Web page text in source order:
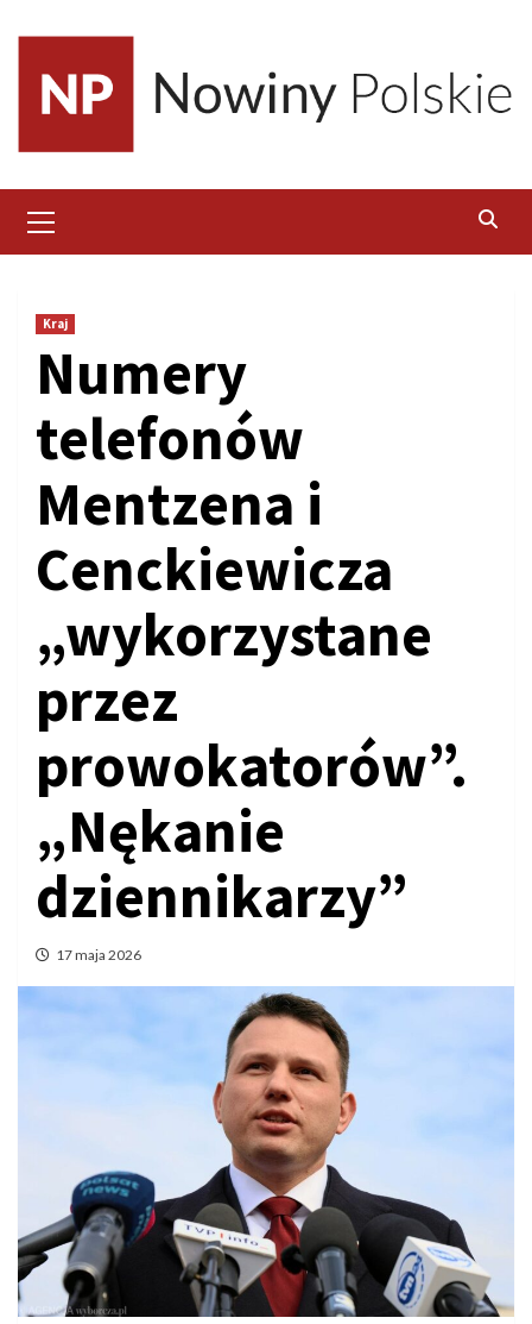
content
Menu
Kraj
Numery
telefonów
Mentzena i
Cenckiewicza
„wykorzystane
przez
prowokatorów”.
„Nękanie
dziennikarzy”
17 maja 2026